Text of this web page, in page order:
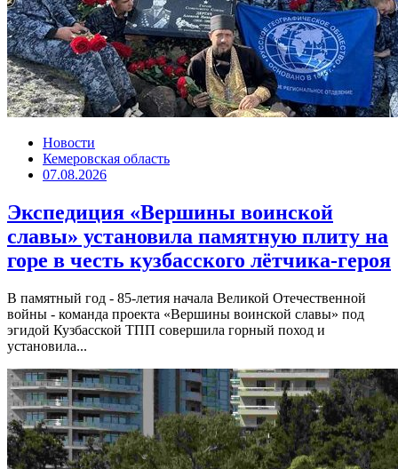
Новости
Кемеровская область
07.08.2026
Экспедиция «Вершины воинской
славы» установила памятную плиту на
горе в честь кузбасского лётчика-героя
В памятный год - 85-летия начала Великой Отечественной
войны - команда проекта «Вершины воинской славы» под
эгидой Кузбасской ТПП совершила горный поход и
установила...